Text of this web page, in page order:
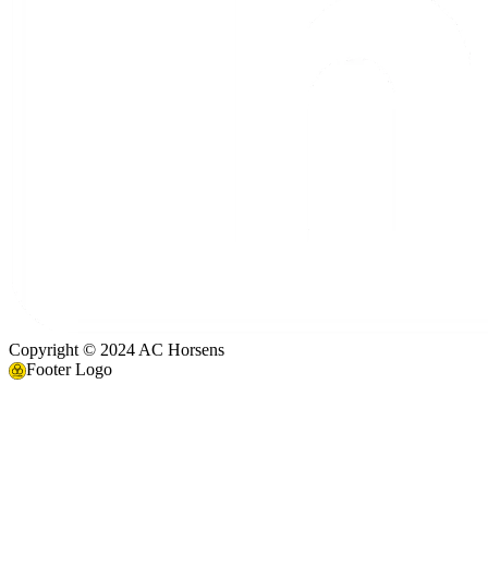
Copyright © 2024 AC Horsens
Footer Logo